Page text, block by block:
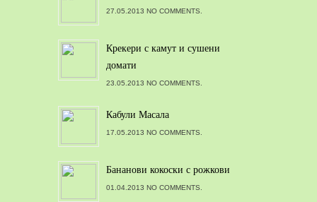
27.05.2013 NO COMMENTS.
Крекери с камут и сушени
домати
23.05.2013 NO COMMENTS.
Кабули Масала
17.05.2013 NO COMMENTS.
Бананови кокоски с рожкови
01.04.2013 NO COMMENTS.